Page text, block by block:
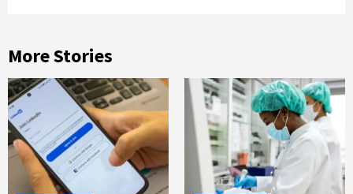
More Stories